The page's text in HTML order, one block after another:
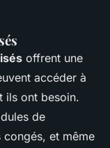
offrent une
accéder à
ils ont besoin.
de
et même